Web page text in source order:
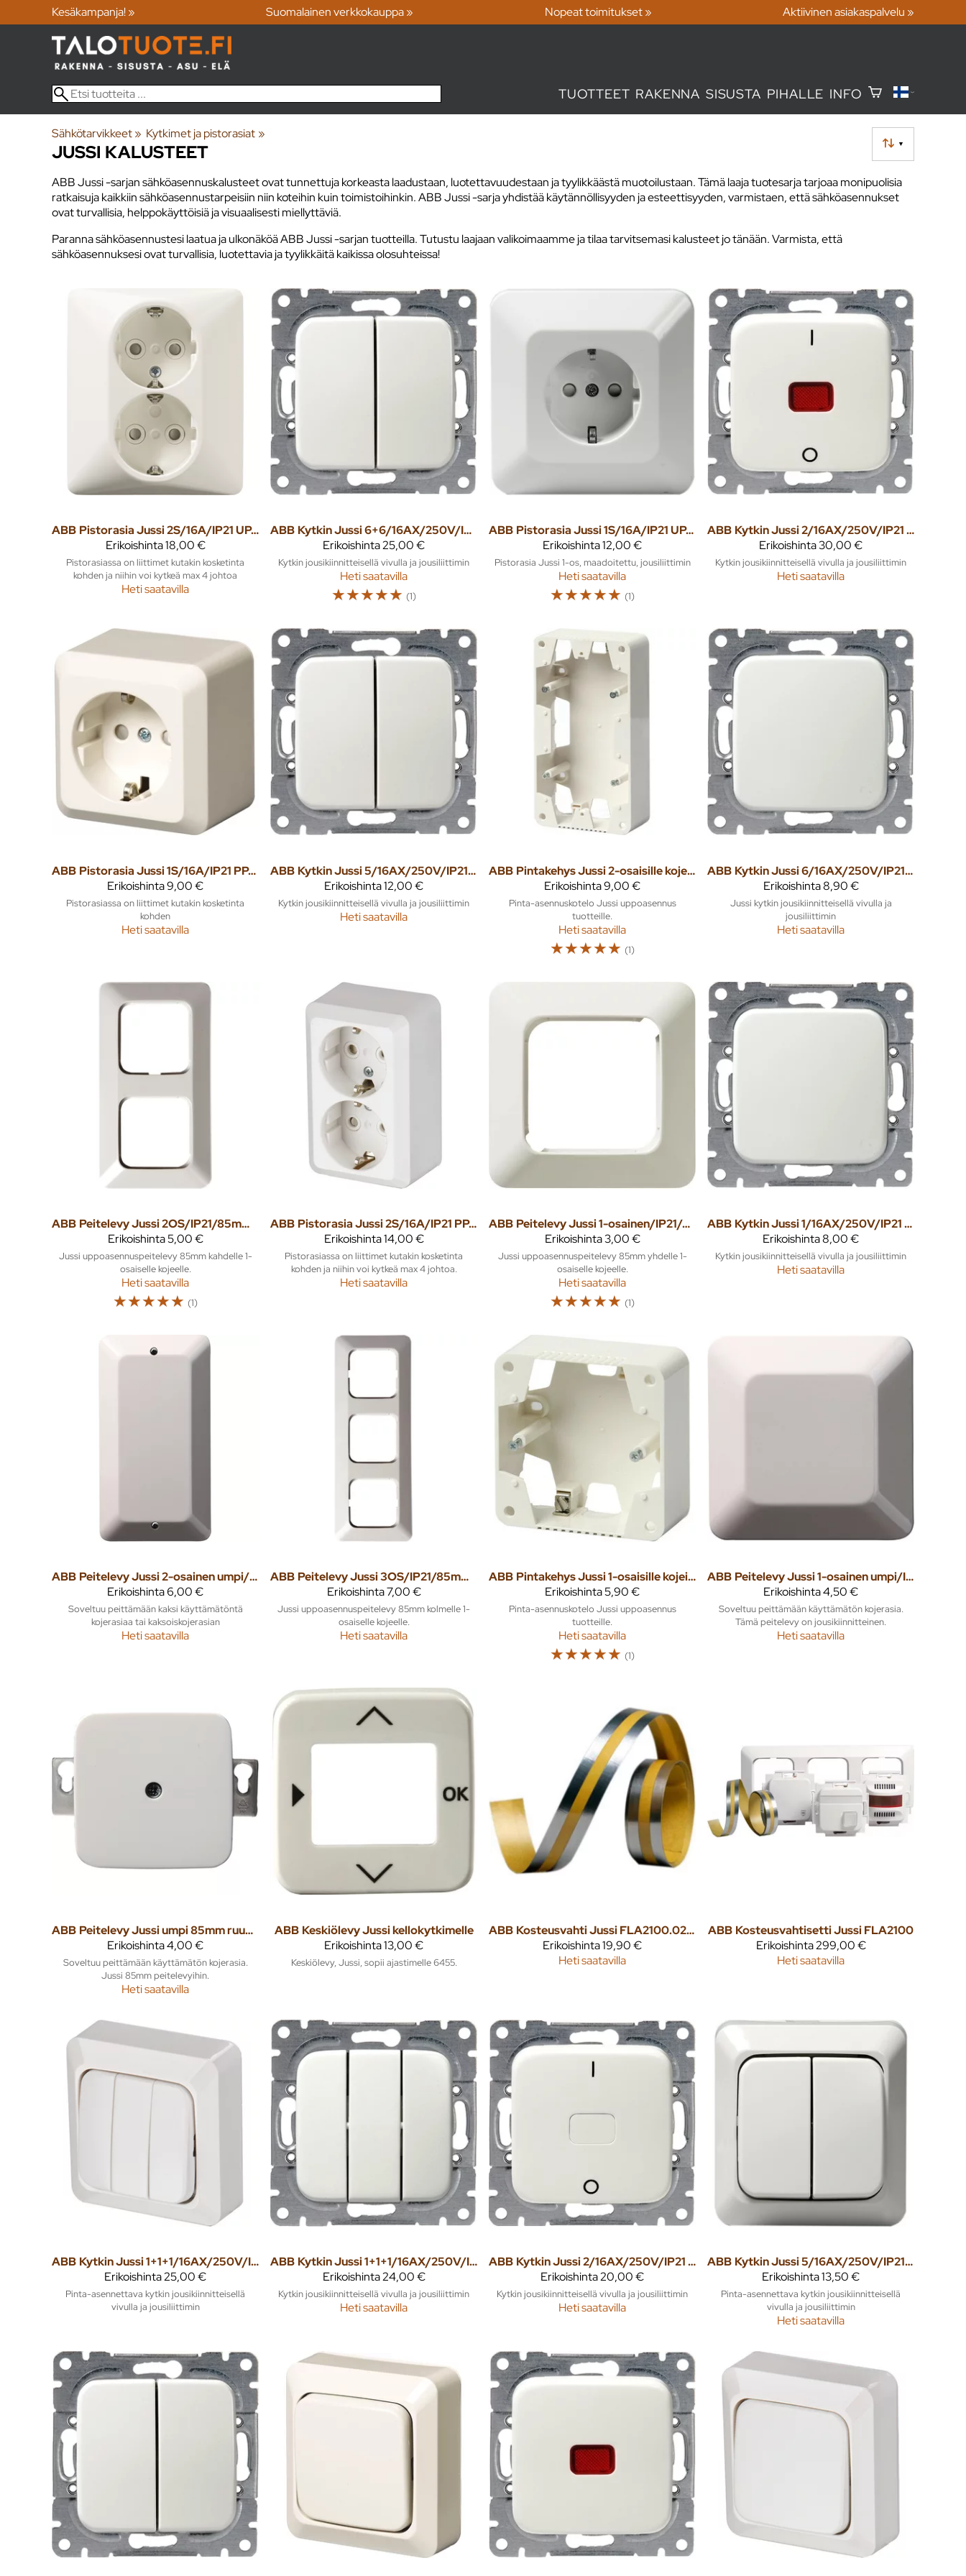
Kesäkampanja! » Suomalainen verkkokauppa » Nopeat toimitukset » Aktiivinen asiakaspalvelu »
TUOTTEET RAKENNA SISUSTA PIHALLE INFO
Sähkötarvikkeet‪» Kytkimet ja pistorasiat ‪»
▼
JUSSI KALUSTEET
ABB Jussi -sarjan sähköasennuskalusteet ovat tunnettuja korkeasta laadustaan, luotettavuudestaan ja tyylikkäästä muotoilustaan. Tämä laaja tuotesarja tarjoaa monipuolisia
ratkaisuja kaikkiin sähköasennustarpeisiin niin koteihin kuin toimistoihinkin. ABB Jussi -sarja yhdistää käytännöllisyyden ja esteettisyyden, varmistaen, että sähköasennukset
ovat turvallisia, helppokäyttöisiä ja visuaalisesti miellyttäviä.
Paranna sähköasennustesi laatua ja ulkonäköä ABB Jussi -sarjan tuotteilla. Tutustu laajaan valikoimaamme ja tilaa tarvitsemasi kalusteet jo tänään. Varmista, että
sähköasennuksesi ovat turvallisia, luotettavia ja tyylikkäitä kaikissa olosuhteissa!
ABB
Pistorasia Jussi 2S/16A/IP21 UPJ HL valkoinen
Erikoishinta18,00 €
Pistorasiassa on liittimet kutakin kosketinta
kohden ja niihin voi kytkeä max 4 johtoa
Heti saatavilla
ABB
Kytkin Jussi 6+6/16AX/250V/IP21 UKJ 0X valkoinen
Erikoishinta25,00 €
Kytkin jousikiinnitteisellä vivulla ja jousiliittimin
Heti saatavilla
☆☆☆☆☆ (1)
ABB
Pistorasia Jussi 1S/16A/IP21 UPJ 0X valkoinen
Erikoishinta12,00 €
Pistorasia Jussi 1-os, maadoitettu, jousiliittimin
Heti saatavilla
☆☆☆☆☆ (1)
ABB
Kytkin Jussi 2/16AX/250V/IP21 UKJ 0X MV valkoinen
Erikoishinta30,00 €
Kytkin jousikiinnitteisellä vivulla ja jousiliittimin
Heti saatavilla
ABB
Pistorasia Jussi 1S/16A/IP21 PPJ 0X valkoinen
Erikoishinta9,00 €
Pistorasiassa on liittimet kutakin kosketinta
kohden
Heti saatavilla
ABB
Kytkin Jussi 5/16AX/250V/IP21 UKJ 0X valkoinen
Erikoishinta12,00 €
Kytkin jousikiinnitteisellä vivulla ja jousiliittimin
Heti saatavilla
ABB
Pintakehys Jussi 2-osaisille kojeille H=36mm
Erikoishinta9,00 €
Pinta-asennuskotelo Jussi uppoasennus
tuotteille.
Heti saatavilla
☆☆☆☆☆ (1)
ABB
Kytkin Jussi 6/16AX/250V/IP21 UKJ 2X valkoinen
Erikoishinta8,90 €
Jussi kytkin jousikiinnitteisellä vivulla ja
jousiliittimin
Heti saatavilla
ABB
Peitelevy Jussi 2OS/IP21/85mm valkoinen
Erikoishinta5,00 €
Jussi uppoasennuspeitelevy 85mm kahdelle 1-
osaiselle kojeelle.
Heti saatavilla
☆☆☆☆☆ (1)
ABB
Pistorasia Jussi 2S/16A/IP21 PPJ HL valkoinen
Erikoishinta14,00 €
Pistorasiassa on liittimet kutakin kosketinta
kohden ja niihin voi kytkeä max 4 johtoa.
Heti saatavilla
ABB
Peitelevy Jussi 1-osainen/IP21/85mm valkoinen
Erikoishinta3,00 €
Jussi uppoasennuspeitelevy 85mm yhdelle 1-
osaiselle kojeelle.
Heti saatavilla
☆☆☆☆☆ (1)
ABB
Kytkin Jussi 1/16AX/250V/IP21 UKJ 0X valkoinen
Erikoishinta8,00 €
Kytkin jousikiinnitteisellä vivulla ja jousiliittimin
Heti saatavilla
ABB
Peitelevy Jussi 2-osainen umpi/IP21/85mm valkoinen
Erikoishinta6,00 €
Soveltuu peittämään kaksi käyttämätöntä
kojerasiaa tai kaksoiskojerasian
Heti saatavilla
ABB
Peitelevy Jussi 3OS/IP21/85mm valkoinen
Erikoishinta7,00 €
Jussi uppoasennuspeitelevy 85mm kolmelle 1-
osaiselle kojeelle.
Heti saatavilla
ABB
Pintakehys Jussi 1-osaisille kojeille H=36mm
Erikoishinta5,90 €
Pinta-asennuskotelo Jussi uppoasennus
tuotteille.
Heti saatavilla
☆☆☆☆☆ (1)
ABB
Peitelevy Jussi 1-osainen umpi/IP21/85mm valkoinen
Erikoishinta4,50 €
Soveltuu peittämään käyttämätön kojerasia.
Tämä peitelevy on jousikiinnitteinen.
Heti saatavilla
ABB
Peitelevy Jussi umpi 85mm ruuvikiinnitys
Erikoishinta4,00 €
Soveltuu peittämään käyttämätön kojerasia.
Jussi 85mm peitelevyihin.
Heti saatavilla
ABB Keskiölevy Jussi kellokytkimelle
Erikoishinta13,00 €
Keskiölevy, Jussi, sopii ajastimelle 6455.
ABB
Kosteusvahti Jussi FLA2100.02 teippianturi 2m
Erikoishinta19,90 €
Heti saatavilla
ABB Kosteusvahtisetti Jussi FLA2100
Erikoishinta299,00 €
Heti saatavilla
ABB
Kytkin Jussi 1+1+1/16AX/250V/IP21 PPJ 0X valkoinen
Erikoishinta25,00 €
Pinta-asennettava kytkin jousikiinnitteisellä
vivulla ja jousiliittimin
ABB
Kytkin Jussi 1+1+1/16AX/250V/IP21 UKJ 0X valkoinen
Erikoishinta24,00 €
Kytkin jousikiinnitteisellä vivulla ja jousiliittimin
Heti saatavilla
ABB
Kytkin Jussi 2/16AX/250V/IP21 UKJ 2X valkoinen
Erikoishinta20,00 €
Kytkin jousikiinnitteisellä vivulla ja jousiliittimin
Heti saatavilla
ABB
Kytkin Jussi 5/16AX/250V/IP21 PPJ 2X valkoinen
Erikoishinta13,50 €
Pinta-asennettava kytkin jousikiinnitteisellä
vivulla ja jousiliittimin
Heti saatavilla